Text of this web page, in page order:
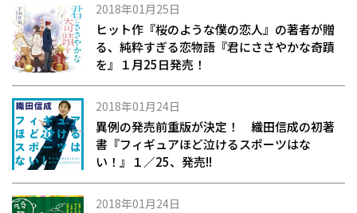
2018年01月25日
ヒット作『桜のような僕の恋人』の著者が贈
る、純粋すぎる恋物語『君にささやかな奇蹟
を』１月25日発売！
2018年01月24日
異例の発売前重版が決定！ 織田信成の初著
書『フィギュアほど泣けるスポーツはな
い！』１／25、発売!!
2018年01月24日